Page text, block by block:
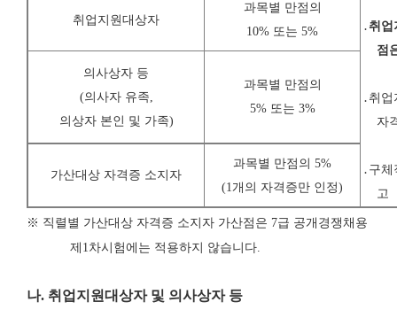
취업지원대상자
과목별 만점의
10% 또는 5%
․ 취업
점
․취
자
․구
고
의사상자 등
(의사자 유족,
의상자 본인 및 가족)
과목별 만점의
5% 또는 3%
가산대상 자격증 소지자
과목별 만점의 5%
(1개의 자격증만 인정)
※ 직렬별 가산대상 자격증 소지자 가산점은 7급 공개경쟁채용
제 1 차시험에는 적용하지 않습니다.
나. 취업지원대상자 및 의사상자 등